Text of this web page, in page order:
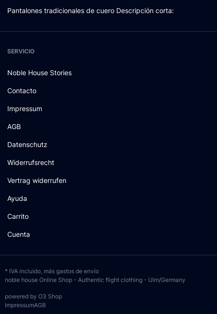
Pantalones tradicionales de cuero Descripción corta:
SERVICIO
Noble House Stories
Contacto
Impressum
AGB
Datenschutz
Widerrufsrecht
Vertrag widerrufen
Ayuda
Carrito
Cuenta
* IVA incluido, más gastos de envío
noble house Online Shop - Authentic flight clothing - Ulm/Germany
powered by O3 Shop
ImpressumAGB